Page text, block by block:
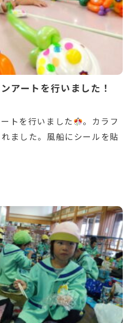
lib/include/news-
アートを行いました！
トを行いました
。カラフ
ました。風船にシールを貼
$post_id in
public_html/
lib/include/news-